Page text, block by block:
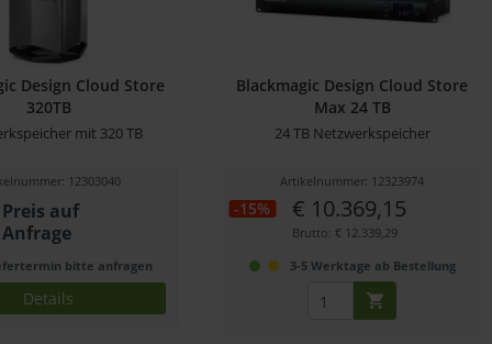
Design Cloud Store
320TB
mit 320 TB
12303040
Preis auf
Anfrage
bitte anfragen
Details
Blackmagic Design Cloud Store
Max 24 TB
24 TB Netzwerkspeicher
Artikelnummer: 12323974
-15% € 10.369,15
Brutto: € 12.339,29
3-5 Werktage ab Bestellung